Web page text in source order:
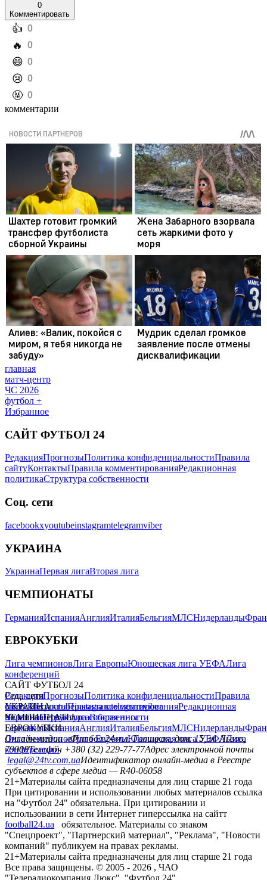
0
Комментировать
️👍 0
️🔥 0
️😄 0
️😢 0
️🤬 0
комментарии
главная
матч-центр
ЧС 2026
футбол +
Избранное
САЙТ ФУТБОЛ 24
РедакцияПрогнозыПолитика конфиденциальностиПравила
сайтуКонтактыПравила комментированияРедакционная
политикаСтруктура собственности
Соц. сети
facebookxyoutubeinstagramtelegramviber
УКРАИНА
УкраинаПервая лигаВторая лига
ЧЕМПИОНАТЫ
ГерманияИспанияАнглияИталияБельгияМЛСНидерланды
ЕВРОКУБКИ
Лига чемпионовЛига ЕвропыЮношеская лига УЕФАЛига
конференций
САЙТ ФУТБОЛ 24
РедакцияПрогнозыПолитика конфиденциальностиПравила
сайтуКонтактыПравила комментированияРедакционная
политикаСтруктура собственности
Соц. сети
facebookxyoutubeinstagramtelegramviber
УКРАИНА
УкраинаПервая лигаВторая лига
ЧЕМПИОНАТЫ
ГерманияИспанияАнглияИталияБельгияМЛСНидерланды
ЕВРОКУБКИ
Лига чемпионовЛига ЕвропыЮношеская лига УЕФАЛига
конференций
Онлайн-медиа «Футбол 24»пл. Галицкая, дом. 15, м. Львов,
79008Телефон +380 (32) 229-77-77Адрес электронной почты
legal@24tv.com.uaИдентификатор онлайн-медиа в Реестре
субъектов в сфере медиа — R40-06058
21+Материалы сайта предназначены для лиц старше 21 года
При цитировании и использовании любых материалов ссылка
на "Футбол 24" обязательна. При цитировании и
использовании в сети Интернет гиперссылка на сайтт
football24.ua
обязательное. Материалы со знаком
"Спецпроект", "Партнерский материал", "Реклама", "Новости
компаний" публикуем на правах рекламы.
21+Материалы сайта предназначены для лиц старше 21 года
Все права защищены. © 2005 - 2026 , ЧАО